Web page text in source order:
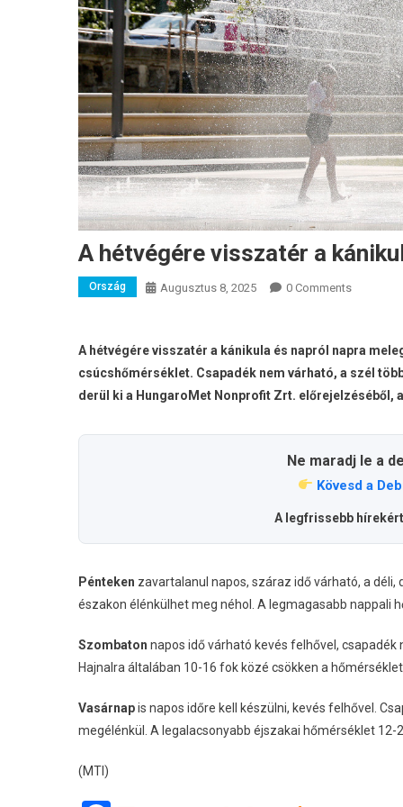
A hétvégére visszatér a
Ország Augusztus 8, 2025 0 Comments
A hétvégére visszatér a kánikula és napról napra
csúcshőmérséklet. Csapadék nem várható, a szél
derül ki a HungaroMet Nonprofit Zrt.
Ne maradj le a
Kövesd a
A legfrissebb
Pénteken zavartalanul napos, száraz idő várható, a
északon élénkülhet meg néhol. A legmagasabb nappali
Szombaton napos idő várható kevés felhővel,
Hajnalra általában 10-16 fok közé csökken a
Vasárnapis napos időre kell készülni, kevés felhővel.
megélénkül. A legalacsonyabb éjszakai hőmérséklet
(MTI)